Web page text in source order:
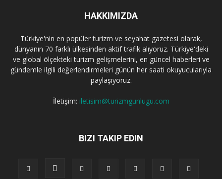
HAKKIMIZDA
Türkiye'nin en popüler turizm ve seyahat gazetesi olarak,
dünyanın 70 farklı ülkesinden aktif trafik alıyoruz. Türkiye'deki
ve global ölçekteki turizm gelişmelerini, en güncel haberleri ve
gündemle ilgili değerlendirmeleri günün her saati okuyucularıyla
paylaşıyoruz.
İletişim: iletisim@turizmgunlugu.com
BIZI TAKIP EDIN